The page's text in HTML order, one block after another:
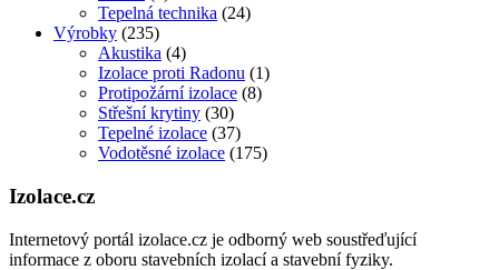
Tepelná technika (24)
Výrobky (235)
Akustika (4)
Izolace proti Radonu (1)
Protipožární izolace (8)
Střešní krytiny (30)
Tepelné izolace (37)
Vodotěsné izolace (175)
Izolace.cz
Internetový portál izolace.cz je odborný web soustřeďující
informace z oboru stavebních izolací a stavební fyziky.